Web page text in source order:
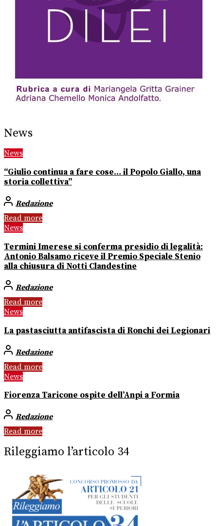
News
News
“Giulio continua a fare cose… il Popolo Giallo, una
storia collettiva”
Redazione
Read more
News
Termini Imerese si conferma presidio di legalità:
Antonio Balsamo riceve il Premio Speciale Stenio
alla chiusura di Notti Clandestine
Redazione
Read more
News
La pastasciutta antifascista di Ronchi dei Legionari
Redazione
Read more
News
Fiorenza Taricone ospite dell’Anpi a Formia
Redazione
Read more
Rileggiamo l’articolo 34